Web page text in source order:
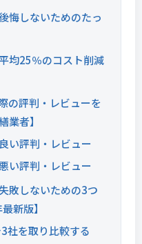
悔しないためのたっ
均25％のコスト削減
の評判・レビューを
業者】
い評判・レビュー
い評判・レビュー
敗しないための3つ
新版】
社を取り比較する